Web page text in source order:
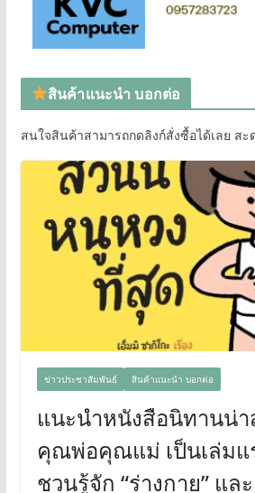
สินค้าแนะนำ บอกต่อ
สนใจสินค้าสามารถกดลิงก์สั่งซื้อได้เลย ส
ข่าวประชาสัมพันธ์ สินค้าแนะนำ บอกต่อ
แนะนำหนังสือนิทานน่
คุณพ่อคุณแม่ เป็นเล่มแ
ชวนรู้จัก “ร่างกาย” และ